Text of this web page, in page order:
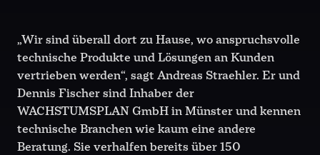
„Wir sind überall dort zu Hause, wo anspruchsvolle
technische Produkte und Lösungen an Kunden
vertrieben werden“, sagt Andreas Straehler. Er und
Dennis Fischer sind Inhaber der
WACHSTUMSPLAN GmbH in Münster und kennen
technische Branchen wie kaum eine andere
Beratung. Sie verhalfen bereits über 150